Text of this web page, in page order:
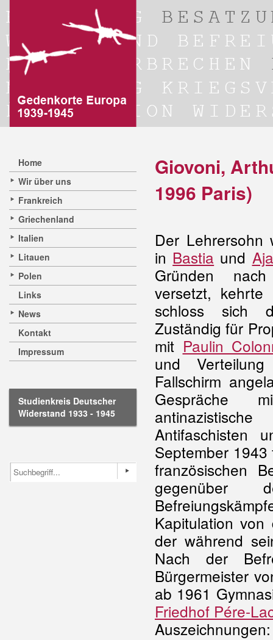
Home
Wir über uns
Frankreich
Griechenland
Italien
Litauen
Polen
Links
News
Kontakt
Impressum
Studienkreis Deutscher
Widerstand 1933 - 1945
Giovoni,
1996 Paris)
Der Lehrersohn
in Bastia und
Gründen
versetzt,
schloss
Zuständig für
mit Paulin
und
Fallschirm
Gespräche
Antifaschisten
September
französischen
Kapitulation
der während
Nach der
Bürgermeister
ab 1961
Friedhof Pére-